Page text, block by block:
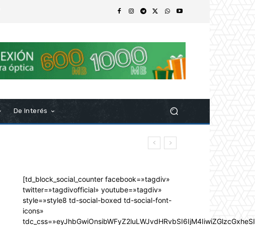
De Interés
[td_block_social_counter facebook=»tagdiv»
twitter=»tagdivofficial» youtube=»tagdiv»
style=»style8 td-social-boxed td-social-font-
icons»